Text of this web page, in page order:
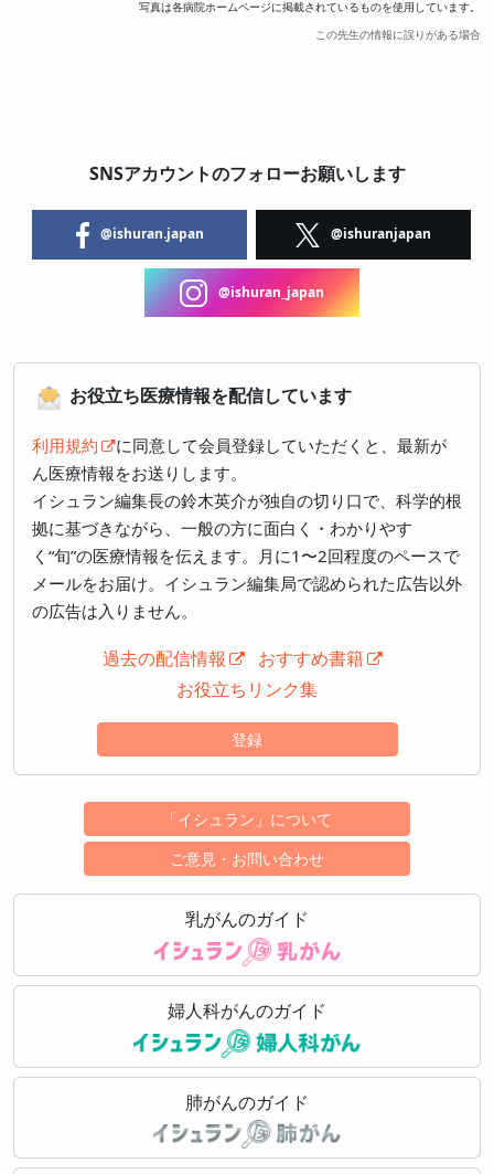
写真は各病院ホームページに掲載されているものを使用しています。
この先生の情報に誤りがある場合
SNSアカウントのフォローお願いします
@ishuran.japan @ishuranjapan
@ishuran_japan
お役立ち医療情報を配信しています
利用規約
に同意して会員登録していただくと、最新が
ん医療情報をお送りします。
イシュラン編集長の鈴木英介が独自の切り口で、科学的根
拠に基づきながら、一般の方に面白く・わかりやす
く“旬”の医療情報を伝えます。月に1〜2回程度のペースで
メールをお届け。イシュラン編集局で認められた広告以外
の広告は入りません。
過去の配信情報
おすすめ書籍
お役立ちリンク集
登録
「イシュラン」について
ご意見・お問い合わせ
乳がんのガイド
婦人科がんのガイド
肺がんのガイド